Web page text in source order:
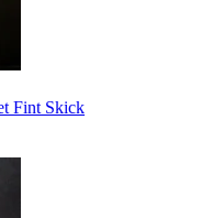
Fint Skick